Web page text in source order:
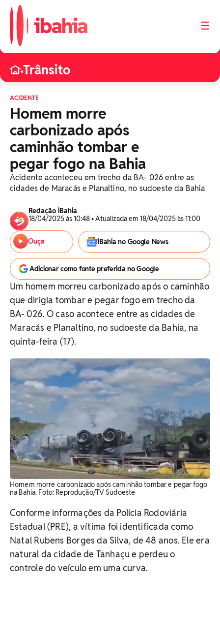
☰
•Trânsito
ACIDENTE
Homem morre
carbonizado após
caminhão tombar e
pegar fogo na Bahia
Acidente aconteceu em trecho da BA- 026 entre as
cidades de Maracás e Planaltino, no sudoeste da Bahia
Redação iBahia
18/04/2025 às 10:48 • Atualizada em 18/04/2025 às 11:00
Ouça iBahia no Google News
Adicionar como fonte preferida no Google
Um homem morreu carbonizado após o caminhão
que dirigia tombar e pegar fogo em trecho da
BA- 026. O caso acontece entre as cidades de
Maracás e Planaltino, no sudoeste da Bahia, na
quinta-feira (17).
Homem morre carbonizado após caminhão tombar e pegar fogo
na Bahia. Foto: Reprodução/TV Sudoeste
Conforme informações da Polícia Rodoviária
Estadual (PRE), a vítima foi identificada como
Natal Rubens Borges da Silva, de 48 anos. Ele era
natural da cidade de Tanhaçu e perdeu o
controle do veículo em uma curva.